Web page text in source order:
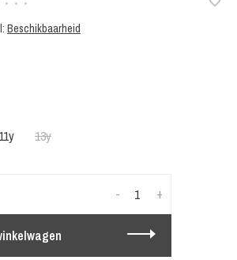
• • •
Beschikbaarheid
11y 13y
+
-